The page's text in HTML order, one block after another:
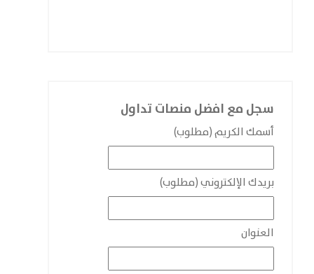
سجل مع افضل منصات تداول
أسمك الكريم (مطلوب)
بريدك الإلكتروني (مطلوب)
العنوان